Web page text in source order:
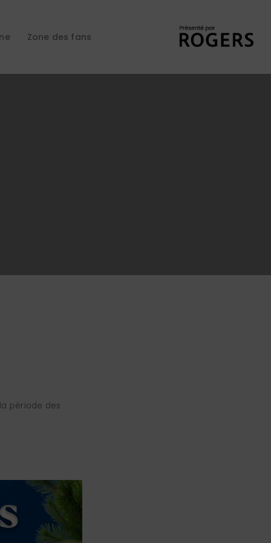
Zone des fans
période des